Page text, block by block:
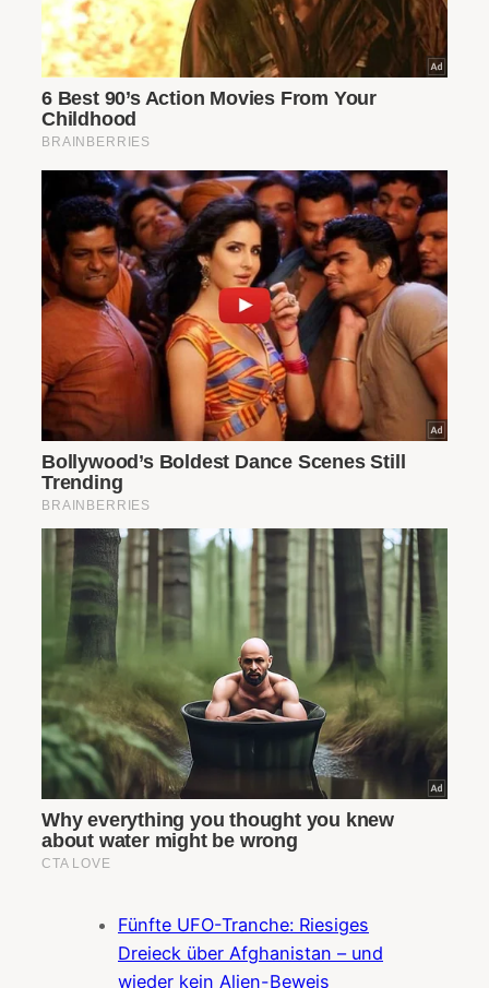
Fünfte UFO-Tranche: Riesiges
Dreieck über Afghanistan – und
wieder kein Alien-Beweis